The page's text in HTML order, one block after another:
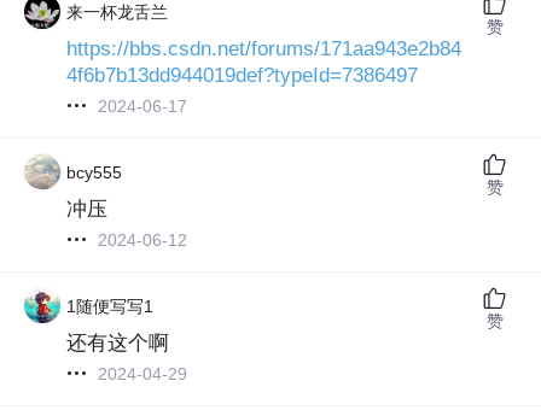
来一杯龙舌兰
https://bbs.csdn.net/forums/171aa943e2b84
4f6b7b13dd944019def?typeId=7386497
2024-06-17
赞
bcy555
冲压
2024-06-12
赞
1随便写写1
还有这个啊
2024-04-29
赞